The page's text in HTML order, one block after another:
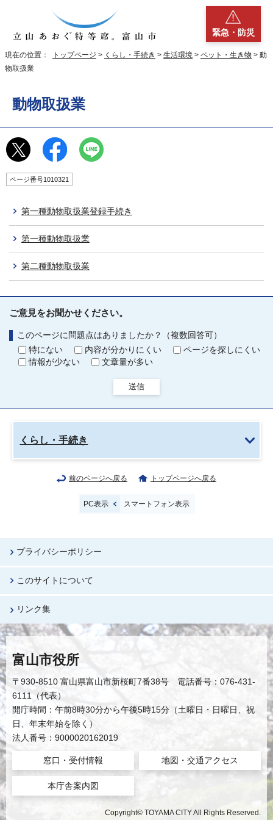
緊急・防災
現在の位置： トップページ > くらし・手続き > 生活環境 > ペット・生き物 > 動
物取扱業
動物取扱業
ページ番号1010321
第一種動物取扱業登録手続き
第一種動物取扱業
第二種動物取扱業
ご意見をお聞かせください。
このページに問題点はありましたか？（複数回答可）
特にない
内容が分かりにくい
ページを探しにくい
情報が少ない
文章量が多い
送信
くらし・手続き
前のページへ戻る トップページへ戻る
PC表示 スマートフォン表示
プライバシーポリシー
このサイトについて
リンク集
富山市役所
〒930-8510 富山県富山市新桜町7番38号 電話番号：076-431-
6111（代表）
開庁時間：午前8時30分から午後5時15分（土曜日・日曜日、祝
日、年末年始を除く）
法人番号：9000020162019
窓口・受付情報 地図・交通アクセス
本庁舎案内図
Copyright© TOYAMA CITY All Rights Reserved.